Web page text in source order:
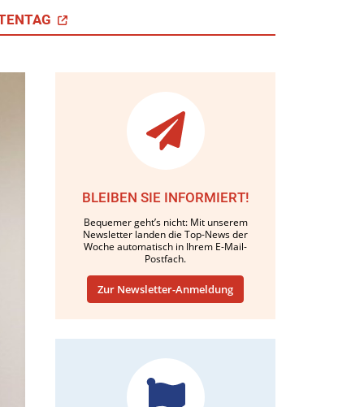
BLEIBEN SIE INFORMIERT!
Bequemer geht’s nicht: Mit unserem
Newsletter landen die Top-News der
Woche automatisch in Ihrem E-Mail-
Postfach.
Zur Newsletter-Anmeldung